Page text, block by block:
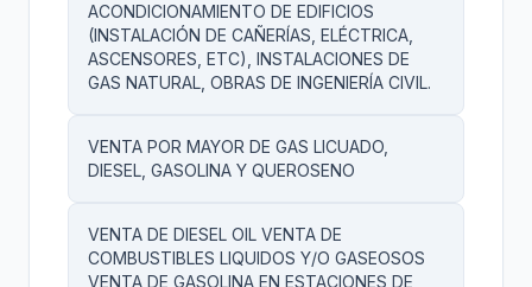
ACONDICIONAMIENTO DE EDIFICIOS
(INSTALACIÓN DE CAÑERÍAS, ELÉCTRICA,
ASCENSORES, ETC), INSTALACIONES DE
GAS NATURAL, OBRAS DE INGENIERÍA CIVIL.
VENTA POR MAYOR DE GAS LICUADO,
DIESEL, GASOLINA Y QUEROSENO
VENTA DE DIESEL OIL VENTA DE
COMBUSTIBLES LIQUIDOS Y/O GASEOSOS
VENTA DE GASOLINA EN ESTACIONES DE